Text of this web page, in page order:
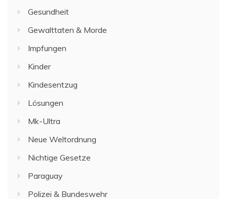
Gesundheit
Gewalttaten & Morde
Impfungen
Kinder
Kindesentzug
Lösungen
Mk-Ultra
Neue Weltordnung
Nichtige Gesetze
Paraguay
Polizei & Bundeswehr